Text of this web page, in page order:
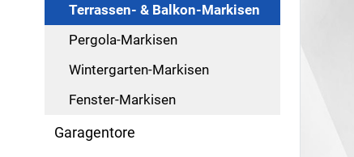
Terrassen- & Balkon-Markisen
Pergola-Markisen
Wintergarten-Markisen
Fenster-Markisen
Garagentore